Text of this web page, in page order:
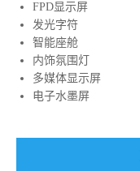
FPD显示屏
发光字符
智能座舱
内饰氛围灯
多媒体显示屏
电子水墨屏